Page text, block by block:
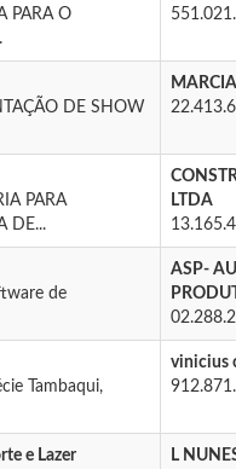
PARA O
DE SHOW
PARA
DE...
LTDA
de
ASP-
Tambaqui,
vinicius
e Lazer
L